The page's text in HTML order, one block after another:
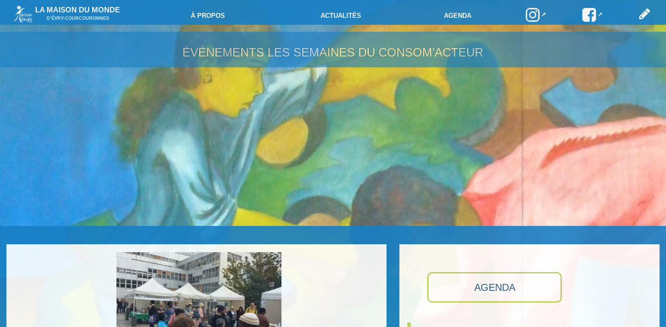
LA MAISON DU MONDE
D’ÉVRY-COURCOURONNES À PROPOS ACTUALITÉS AGENDA
ÉVÉNEMENTS LES SEMAINES DU CONSOM’ACTEUR
AGENDA